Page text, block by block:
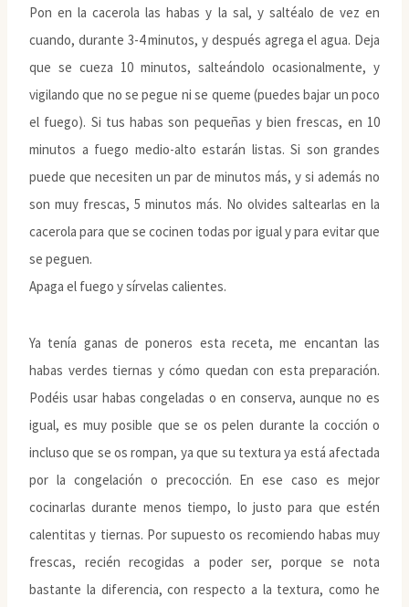
Pon en la cacerola las habas y la sal, y saltéalo de vez en
cuando, durante 3-4 minutos, y después agrega el agua. Deja
que se cueza 10 minutos, salteándolo ocasionalmente, y
vigilando que no se pegue ni se queme (puedes bajar un poco
el fuego). Si tus habas son pequeñas y bien frescas, en 10
minutos a fuego medio-alto estarán listas. Si son grandes
puede que necesiten un par de minutos más, y si además no
son muy frescas, 5 minutos más. No olvides saltearlas en la
cacerola para que se cocinen todas por igual y para evitar que
se peguen.
Apaga el fuego y sírvelas calientes.
Ya tenía ganas de poneros esta receta, me encantan las
habas verdes tiernas y cómo quedan con esta preparación.
Podéis usar habas congeladas o en conserva, aunque no es
igual, es muy posible que se os pelen durante la cocción o
incluso que se os rompan, ya que su textura ya está afectada
por la congelación o precocción. En ese caso es mejor
cocinarlas durante menos tiempo, lo justo para que estén
calentitas y tiernas. Por supuesto os recomiendo habas muy
frescas, recién recogidas a poder ser, porque se nota
bastante la diferencia, con respecto a la textura, como he